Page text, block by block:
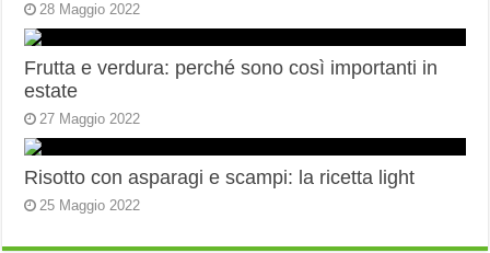
28 Maggio 2022
Frutta e verdura: perché sono così importanti in
estate
27 Maggio 2022
Risotto con asparagi e scampi: la ricetta light
25 Maggio 2022